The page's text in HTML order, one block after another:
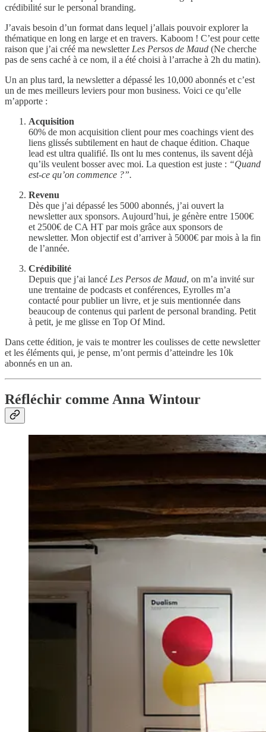
crédibilité sur le personal branding.
J’avais besoin d’un format dans lequel j’allais pouvoir explorer la
thématique en long en large et en travers. Kaboom ! C’est pour cette
raison que j’ai créé ma newsletter Les Persos de Maud (Ne cherche
pas de sens caché à ce nom, il a été choisi à l’arrache à 2h du matin).
Un an plus tard, la newsletter a dépassé les 10,000 abonnés et c’est
un de mes meilleurs leviers pour mon business. Voici ce qu’elle
m’apporte :
Acquisition
60% de mon acquisition client pour mes coachings vient des
liens glissés subtilement en haut de chaque édition. Chaque
lead est ultra qualifié. Ils ont lu mes contenus, ils savent déjà
qu’ils veulent bosser avec moi. La question est juste : “Quand
est-ce qu’on commence ?”.
Revenu
Dès que j’ai dépassé les 5000 abonnés, j’ai ouvert la
newsletter aux sponsors. Aujourd’hui, je génère entre 1500€
et 2500€ de CA HT par mois grâce aux sponsors de
newsletter. Mon objectif est d’arriver à 5000€ par mois à la fin
de l’année.
Crédibilité
Depuis que j’ai lancé Les Persos de Maud, on m’a invité sur
une trentaine de podcasts et conférences, Eyrolles m’a
contacté pour publier un livre, et je suis mentionnée dans
beaucoup de contenus qui parlent de personal branding. Petit
à petit, je me glisse en Top Of Mind.
Dans cette édition, je vais te montrer les coulisses de cette newsletter
et les éléments qui, je pense, m’ont permis d’atteindre les 10k
abonnés en un an.
Réfléchir comme Anna Wintour